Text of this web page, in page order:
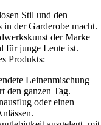
Stil und den
in der Garderobe macht.
der Marke
für junge Leute ist.
Produkts:
Leinenmischung
den ganzen Tag.
oder einen